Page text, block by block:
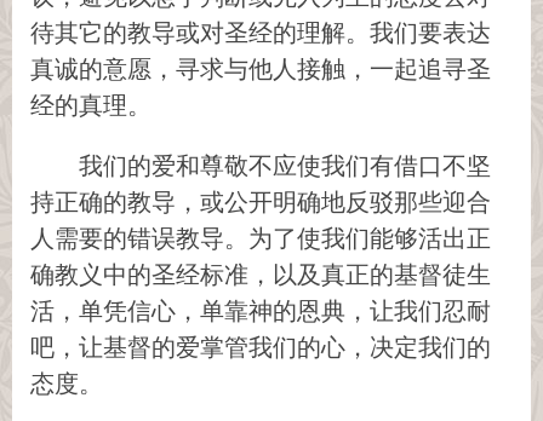
待其它的教导或对圣经的理解。我们要表达
真诚的意愿，寻求与他人接触，一起追寻圣
经的真理。
我们的爱和尊敬不应使我们有借口不坚
持正确的教导，或公开明确地反驳那些迎合
人需要的错误教导。为了使我们能够活出正
确教义中的圣经标准，以及真正的基督徒生
活，单凭信心，单靠神的恩典，让我们忍耐
吧，让基督的爱掌管我们的心，决定我们的
态度。